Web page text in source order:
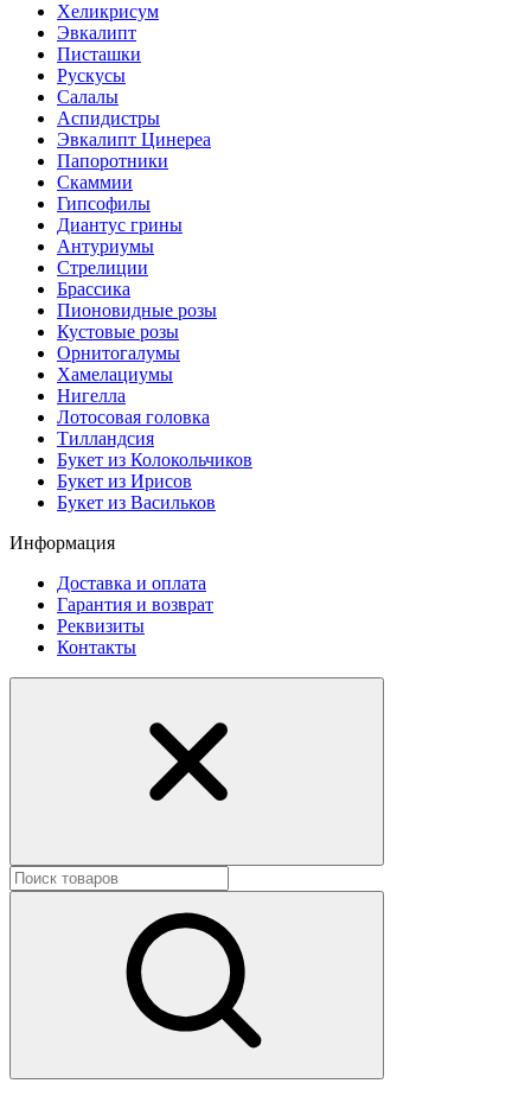
Хеликрисум
Эвкалипт
Писташки
Рускусы
Салалы
Аспидистры
Эвкалипт Цинереа
Папоротники
Скаммии
Гипсофилы
Диантус грины
Антуриумы
Стрелиции
Брассика
Пионовидные розы
Кустовые розы
Орнитогалумы
Хамелациумы
Нигелла
Лотосовая головка
Тилландсия
Букет из Колокольчиков
Букет из Ирисов
Букет из Васильков
Информация
Доставка и оплата
Гарантия и возврат
Реквизиты
Контакты